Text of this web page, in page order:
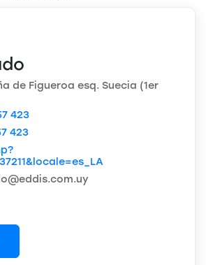
de Figueroa esq. Suecia (1er
423
423